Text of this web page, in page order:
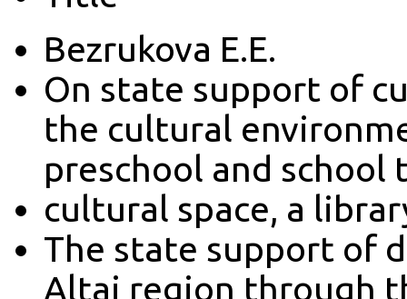
Bezrukova E.E.
On state support of
the cultural
preschool and school
cultural space, a
The state support of
Altai region through